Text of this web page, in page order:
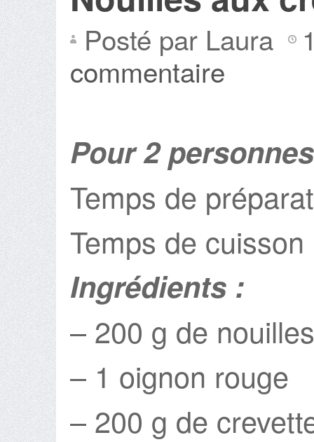
Posté par Laura
commentaire
Pour 2 personnes
Temps de
Temps de
Ingrédients :
– 200 g de
– 1 oignon rouge
– 200 g de